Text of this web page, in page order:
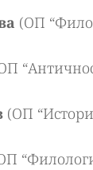
(ОП
(ОП